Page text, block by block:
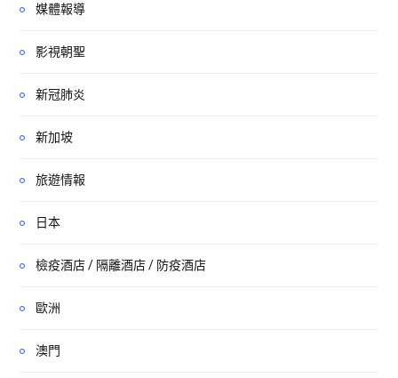
媒體報導
影視朝聖
新冠肺炎
新加坡
旅遊情報
日本
檢疫酒店 / 隔離酒店 / 防疫酒店
歐洲
澳門